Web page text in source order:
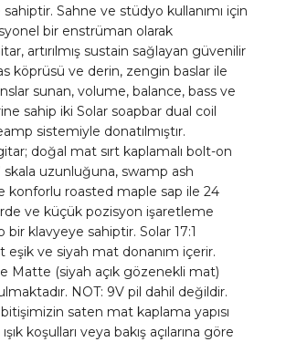
Sahne ve stüdyo kullanımı için
bir enstrüman olarak
artırılmış sustain sağlayan güvenilir
köprüsü ve derin, zengin baslar ile
sunan, volume, balance, bass ve
sahip iki Solar soapbar dual coil
sistemiyle donatılmıştır.
doğal mat sırt kaplamalı bolt-on
skala uzunluğuna, swamp ash
konforlu roasted maple sap ile 24
ve küçük pozisyon işaretleme
bir klavyeye sahiptir. Solar 17:1
eşik ve siyah mat donanım içerir.
Matte (siyah açık gözenekli mat)
NOT: 9V pil dahil değildir.
saten mat kaplama yapısı
koşulları veya bakış açılarına göre